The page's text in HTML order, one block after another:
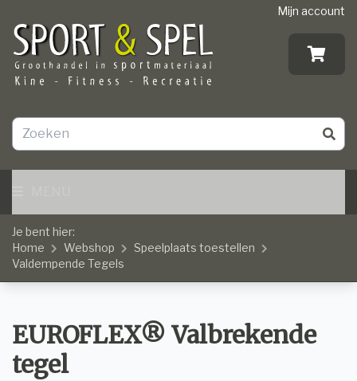
Mijn account
Je bent hier:
Home
Webshop
Speelplaats toestellen
Valdempende Tegels
EUROFLEX® Valbrekende
tegel